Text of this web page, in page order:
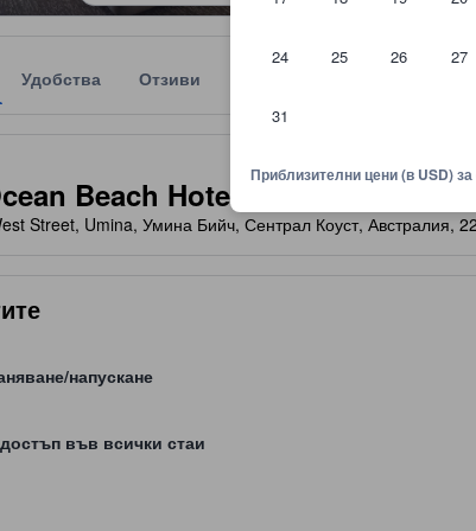
24 25 26 27
31
Приблизителни цени (в USD)
Удобства Отзиви
Beach Hotel
Street, Umina, Умина Бийч, Сентрал Коуст, Австралия,
напускане
във всички стаи